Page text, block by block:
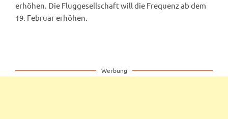
erhöhen. Die Fluggesellschaft will die Frequenz ab dem
19. Februar erhöhen.
Werbung